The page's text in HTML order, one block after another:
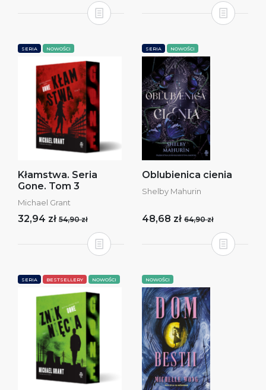
SERIA NOWOŚCI
Kłamstwa. Seria
Gone. Tom 3
Michael Grant
32,94 zł 54,90 zł
SERIA NOWOŚCI
Oblubienica cienia
Shelby Mahurin
48,68 zł 64,90 zł
SERIA BESTSELLERY NOWOŚCI NOWOŚCI